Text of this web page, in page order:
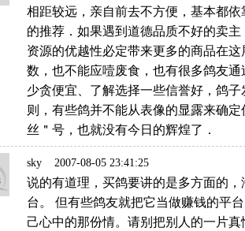
相距较远，亲自前去不方便，基本都
的推荐．如果遇到道德品质不好的卖
资源的优越性必定带来更多的商品在
数，也不能应噎废食，也有很多鸽友
少贪便宜、了解选择一些信誉好，鸽
则，有些鸽并不能从表像的显露来确
丝＂号，也就没有今日的辉煌了．
sky 2007-08-05 23:41:25
说的有道理，买鸽要讲的是多方面的
台。 但有些鸽友就把它当做赚钱的平
己心中的那份情。请别把别人的一片